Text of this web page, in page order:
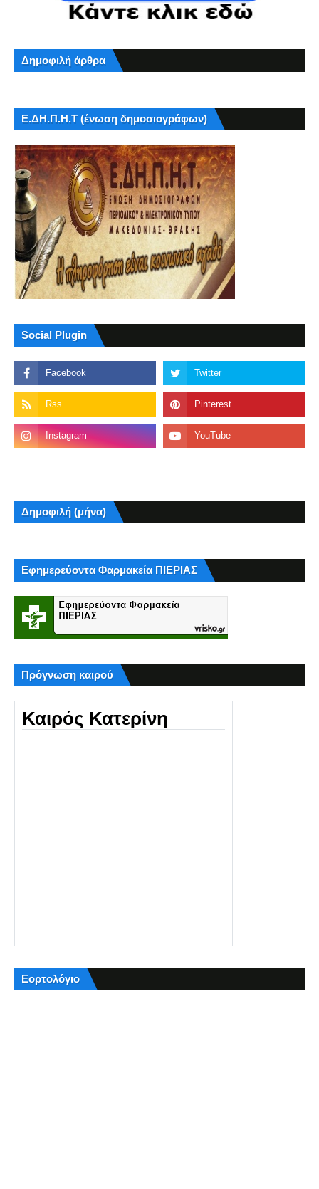
Δημοφιλή άρθρα
Ε.ΔΗ.Π.Η.Τ (ένωση δημοσιογράφων)
Social Plugin
Δημοφιλή (μήνα)
Εφημερεύοντα Φαρμακεία ΠΙΕΡΙΑΣ
Πρόγνωση καιρού
Καιρός Κατερίνη
Εορτολόγιο